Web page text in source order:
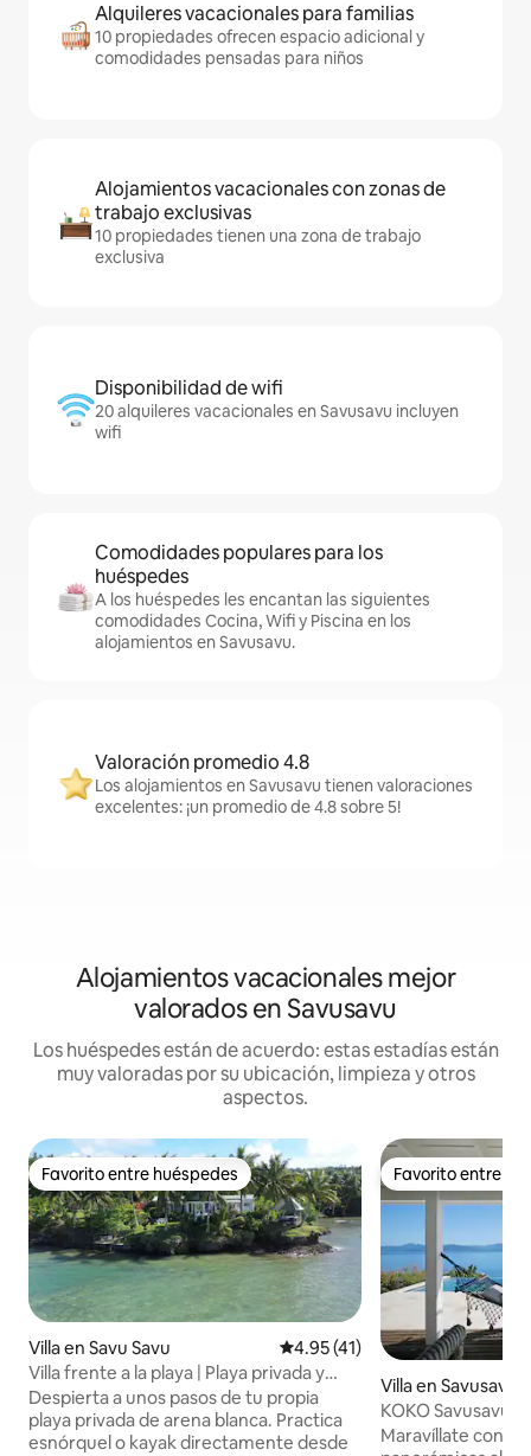
Alquileres vacacionales para familias
10 propiedades ofrecen espacio adicional y
comodidades pensadas para niños
Alojamientos vacacionales con zonas de
trabajo exclusivas
10 propiedades tienen una zona de trabajo
exclusiva
Disponibilidad de wifi
20 alquileres vacacionales en Savusavu incluyen
wifi
Comodidades populares para los
huéspedes
A los huéspedes les encantan las siguientes
comodidades Cocina, Wifi y Piscina en los
alojamientos en Savusavu.
Valoración promedio 4.8
Los alojamientos en Savusavu tienen valoraciones
excelentes: ¡un promedio de 4.8 sobre 5!
Alojamientos vacacionales mejor
valorados en Savusavu
Los huéspedes están de acuerdo: estas estadías están
muy valoradas por su ubicación, limpieza y otros
aspectos.
Favorito entre huéspedes
Favorito entre huéspedes
Villa en Savu Savu Calificación promedio: 4.95 de
4.95 (41)
Villa frente a la playa | Playa privada y
desayuno
Despierta a unos pasos de tu propia
playa privada de arena blanca. Practica
esnórquel o kayak directamente desde
Favorito entre
Favorito entre
Villa en Savusavu
KOKO Savusavu,
y piscina para
Maravíllate con